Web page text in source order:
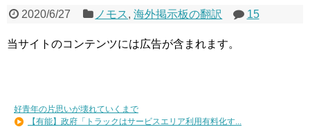
2020/6/27 ノモス,海外掲示板の翻訳 15
当サイトのコンテンツには広告が含まれます。
好青年の片思いが壊れていくまで
【有能】政府「トラックはサービスエリア利用有料化す...